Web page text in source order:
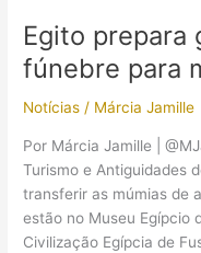
Egito prepara
fúnebre para
Notícias / Márcia Jamille
Por Márcia Jamille |
Turismo e Antiguidades
transferir as múmias de
estão no Museu Egípcio
Civilização Egípcia de